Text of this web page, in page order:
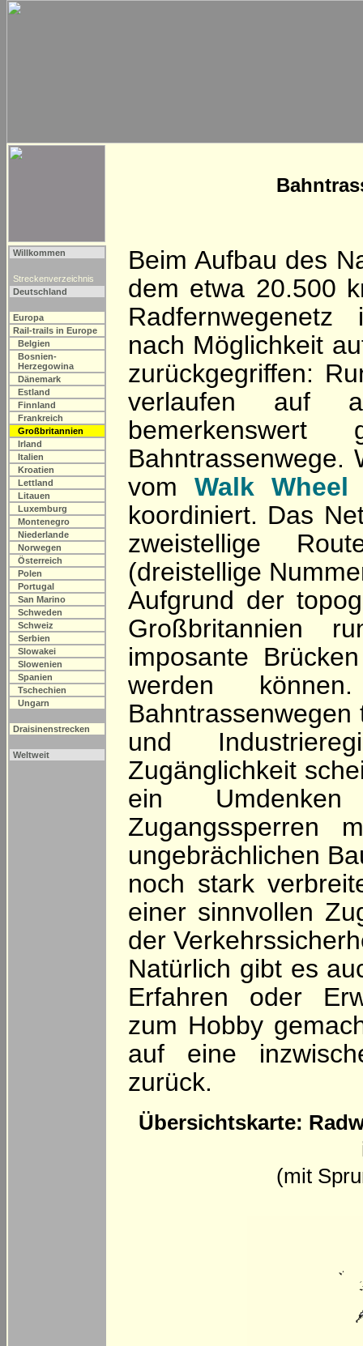
Willkommen
Streckenverzeichnis
Deutschland
Europa
Rail-trails in Europe
Belgien
Bosnien-
Herzegowina
Dänemark
Estland
Finnland
Frankreich
Großbritannien
Irland
Italien
Kroatien
Lettland
Litauen
Luxemburg
Montenegro
Niederlande
Norwegen
Österreich
Polen
Portugal
San Marino
Schweden
Schweiz
Serbien
Slowakei
Slowenien
Spanien
Tschechien
Ungarn
Draisinenstrecken
Weltweit
Beim Aufbau des
dem etwa 20.500
nach Möglichkeit
zurückgegriffen:
verlaufen auf
bemerkenswert
Bahntrassenwege.
vomWalk
koordiniert. Das
zweistellige
(dreistellige
Aufgrund der
Großbritannien
imposante
werden
und
Zugänglichkeit
ein
Zugangssperren
ungebrächlichen
noch stark
einer sinnvollen
der
Natürlich gibt es
Erfahren oder
zum Hobby
auf eine
zurück.
Übersichtskarte:
(mit